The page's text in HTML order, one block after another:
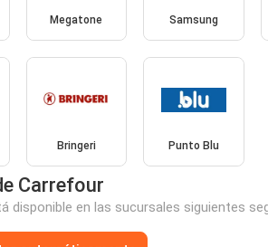
Megatone Samsung
Bringeri Punto Blu
Carrefour
disponible en las sucursales siguientes